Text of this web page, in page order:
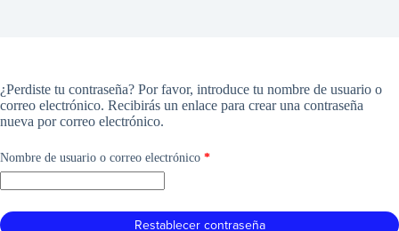
¿Perdiste tu contraseña? Por favor, introduce tu nombre de usuario o
correo electrónico. Recibirás un enlace para crear una contraseña
nueva por correo electrónico.
Nombre de usuario o correo electrónico *Obligatorio
Restablecer contraseña